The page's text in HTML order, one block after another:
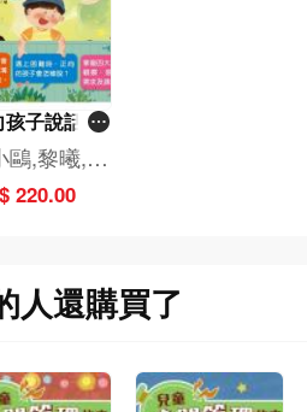
孩子說話術
（一套4
冊）
鷗,黎曦,風
徑
$ 220.00
人還購買了